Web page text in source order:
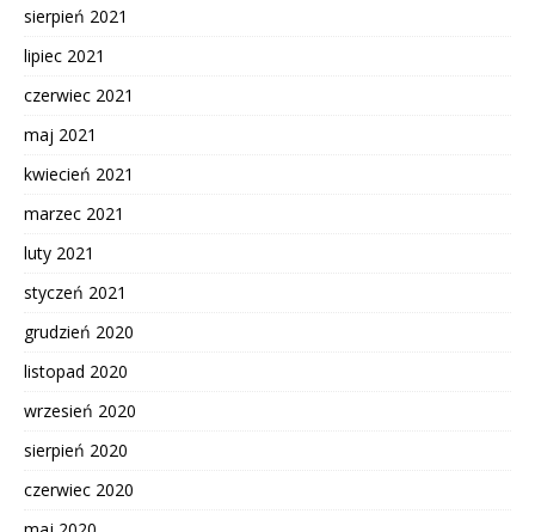
sierpień 2021
lipiec 2021
czerwiec 2021
maj 2021
kwiecień 2021
marzec 2021
luty 2021
styczeń 2021
grudzień 2020
listopad 2020
wrzesień 2020
sierpień 2020
czerwiec 2020